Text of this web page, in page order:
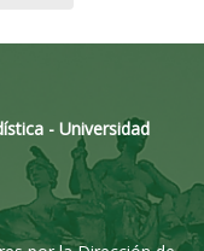
- Universidad